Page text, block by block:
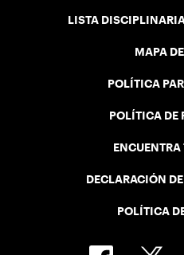
LISTA
MAPA
POLÍTICA
POLÍTICA DE
ENCUENTRA
DECLARACIÓN
POLÍTICA